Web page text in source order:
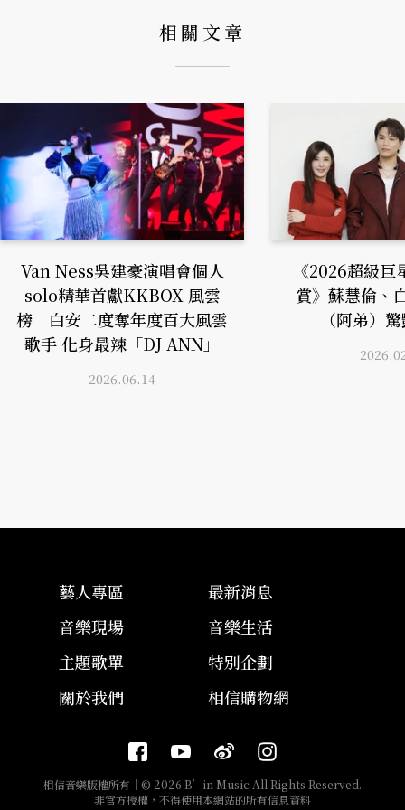
相關文章
Van Ness吳建豪演唱會個人
solo精華首獻KKBOX 風雲
榜 白安二度奪年度百大風雲
歌手 化身最辣「DJ ANN」
2026.06.14
《2026超級
賞》蘇慧倫、
（阿弟）
藝人專區
最新消息
音樂現場
音樂生活
主題歌單
特別企劃
關於我們
相信購物網
相信音樂版權所有｜© 2026 B’in Music All Rights Reserved.
非官方授權，不得使用本網站的所有信息資料